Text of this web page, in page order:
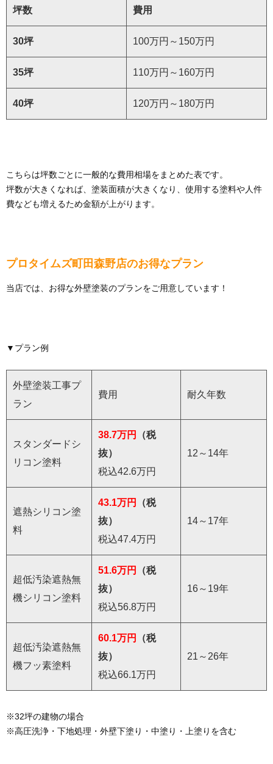
坪数 費用
30坪 100万円～150万円
35坪 110万円～160万円
40坪 120万円～180万円
こちらは坪数ごとに一般的な費用相場をまとめた表です。
坪数が大きくなれば、塗装面積が大きくなり、使用する塗料や人件
費なども増えるため金額が上がります。
プロタイムズ町田森野店のお得なプラン
当店では、お得な外壁塗装のプランをご用意しています！
▼プラン例
外壁塗装工事プ
ラン
費用 耐久年数
スタンダードシ
リコン塗料
38.7万円
（税
抜）
税込42.6万円
12～14年
遮熱シリコン塗
料
43.1万円
（税
抜）
税込47.4万円
14～17年
超低汚染遮熱無
機シリコン塗料
51.6万円
（税
抜）
税込56.8万円
16～19年
超低汚染遮熱無
機フッ素塗料
60.1万円
（税
抜）
税込66.1万円
21～26年
※32坪の建物の場合
※高圧洗浄・下地処理・外壁下塗り・中塗り・上塗りを含む